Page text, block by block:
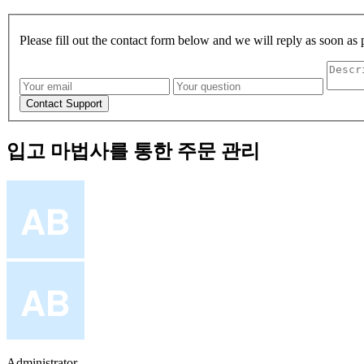
Please fill out the contact form below and we will reply as soon as
입고 마법사를 통한 주문 관리